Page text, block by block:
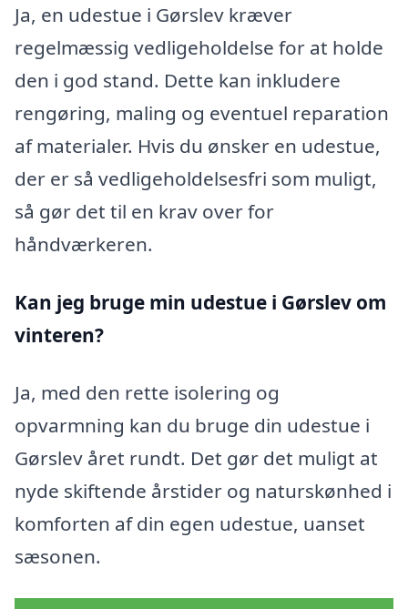
Ja, en udestue i Gørslev kræver
regelmæssig vedligeholdelse for at holde
den i god stand. Dette kan inkludere
rengøring, maling og eventuel reparation
af materialer. Hvis du ønsker en udestue,
der er så vedligeholdelsesfri som muligt,
så gør det til en krav over for
håndværkeren.
Kan jeg bruge min udestue i Gørslev om
vinteren?
Ja, med den rette isolering og
opvarmning kan du bruge din udestue i
Gørslev året rundt. Det gør det muligt at
nyde skiftende årstider og naturskønhed i
komforten af din egen udestue, uanset
sæsonen.